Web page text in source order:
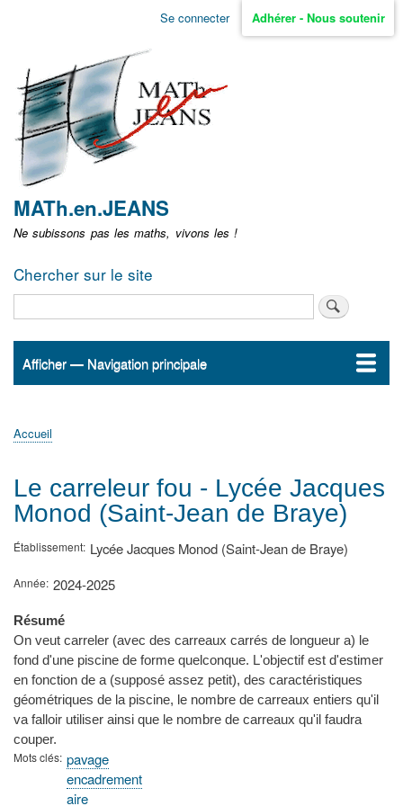
Aller
non
identifié
Se connecter Adhérer - Nous soutenir
MATh.en.JEANS
Ne subissons pas les maths, vivons les !
Chercher sur le site
Navigation
Afficher — Navigation principale
Accueil
ActualitésMATh.en.JEANS ?
Régions et Ateliers
Créer, gérer un atelier
Sujets/Publications
Congrès
d'Ariane
Accueil
Le carreleur fou - Lycée Jacques
Monod (Saint-Jean de Braye)
Établissement Lycée Jacques Monod (Saint-Jean de Braye)
Année 2024-2025
Résumé
On veut carreler (avec des carreaux carrés de longueur a) le
fond d'une piscine de forme quelconque. L'objectif est d'estimer
en fonction de a (supposé assez petit), des caractéristiques
géométriques de la piscine, le nombre de carreaux entiers qu'il
va falloir utiliser ainsi que le nombre de carreaux qu'il faudra
couper.
Mots clés pavage
encadrement
aire